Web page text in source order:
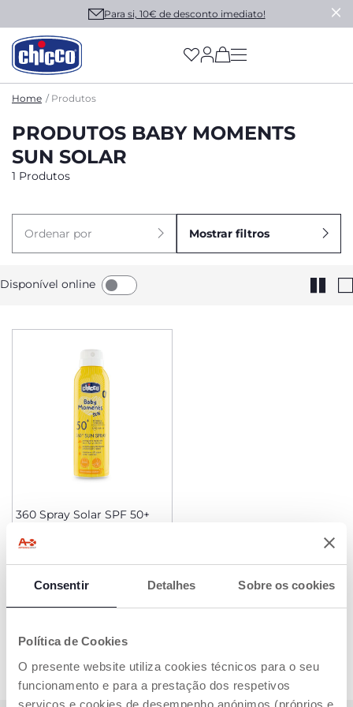
Consentir Detalhes Sobre os cookies
Política de Cookies
O presente website utiliza cookies técnicos para o seu
funcionamento e para a prestação dos respetivos
serviços e cookies de desempenho anónimos (próprios e
Para si, 10€ de desconto imediato!
(has more options
Home Produtos
PRODUTOS BABY MOMENTS
SUN SOLAR
1 Produtos
Ordenar por Mostrar filtros
Disponível online
360 Spray Solar SPF 50+
€ 16,65
ADICIONAR